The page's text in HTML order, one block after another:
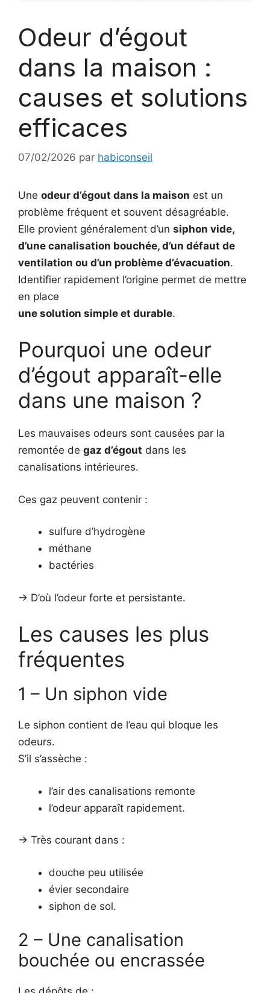
Odeur d’égout
dans la maison :
causes et solutions
efficaces
07/02/2026 par habiconseil
Une odeur d’égout dans la maison est un
problème fréquent et souvent désagréable.
Elle provient généralement d’un siphon vide,
d’une canalisation bouchée, d’un défaut de
ventilation ou d’un problème d’évacuation.
Identifier rapidement l’origine permet de mettre
en place
une solution simple et durable.
Pourquoi une odeur
d’égout apparaît-elle
dans une maison ?
Les mauvaises odeurs sont causées par la
remontée de gaz d’égout dans les
canalisations intérieures.
Ces gaz peuvent contenir :
sulfure d’hydrogène
méthane
bactéries
-> D’où l’odeur forte et persistante.
Les causes les plus
fréquentes
1 – Un siphon vide
Le siphon contient de l’eau qui bloque les
odeurs.
S’il s’assèche :
l’air des canalisations remonte
l’odeur apparaît rapidement.
-> Très courant dans :
douche peu utilisée
évier secondaire
siphon de sol.
2 – Une canalisation
bouchée ou encrassée